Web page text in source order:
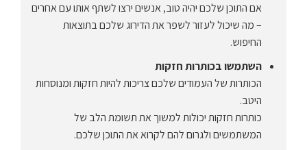
אם התוכן שלכם יהיה טוב, אנשים ירצו לשתף אותו עם אחרים
– מה שיכול לעזור לשפר את הדירוג שלכם בתוצאות
החיפוש.
השתמשו בכותרות חזקות
הכותרות של העמודים שלכם צריכות להיות חזקות ומנוסחות
היטב.
כותרות חזקות יכולות למשוך את תשומת הלב של
המשתמשים ולגרום להם לקרוא את התוכן שלכם.